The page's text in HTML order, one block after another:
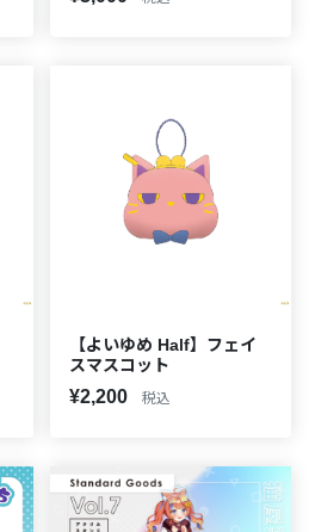
【よいゆめ Half】フェイ
スマスコット
¥2,200 税込